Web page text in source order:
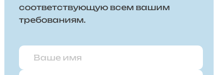
соответствующую всем вашим
требованиям.